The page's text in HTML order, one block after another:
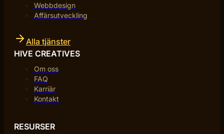
Webbdesign
Affärsutveckling
Alla tjänster
HIVE CREATIVES
Om oss
FAQ
Karriär
Kontakt
RESURSER